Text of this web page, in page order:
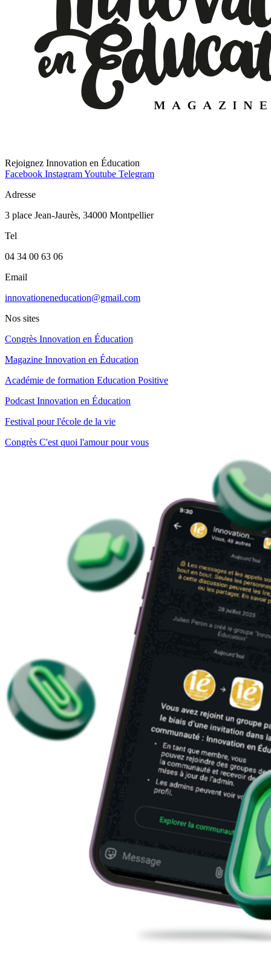
Rejoignez Innovation en Éducation
Facebook InstagramYoutube Telegram
Adresse
3 place Jean-Jaurès, 34000 Montpellier
Tel
04 34 00 63 06
Email
innovationeneducation@gmail.com
Nos sites
Congrès Innovation en Éducation
Magazine Innovation en Éducation
Académie de formation Education Positive
Podcast Innovation en Éducation
Festival pour l'école de la vie
Congrès C'est quoi l'amour pour vous